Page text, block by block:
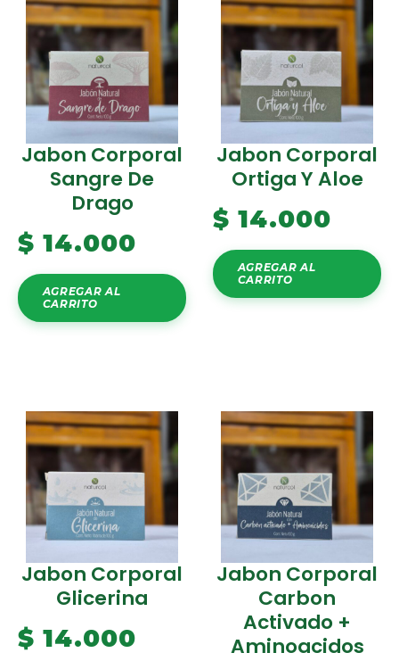
Jabon Corporal
Sangre De
Drago
$ 14.000
AGREGAR AL
CARRITO
Jabon Corporal
Ortiga Y Aloe
$ 14.000
AGREGAR AL
CARRITO
Jabon Corporal
Glicerina
$ 14.000
Jabon Corporal
Carbon
Activado +
Aminoacidos